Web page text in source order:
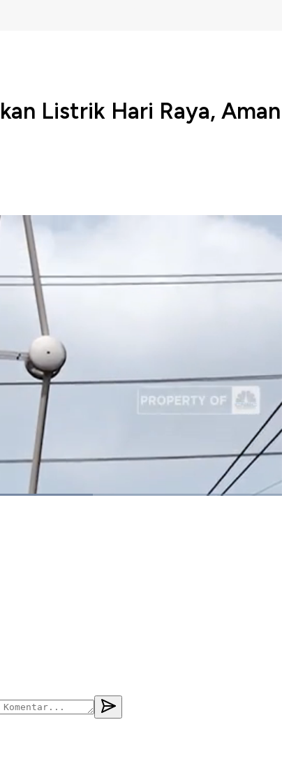
Listrik Hari Raya, Aman
Darmawan Prasodjo pantau apel siaga Idul Fitri
raya Idul Fitri 1443 Hijriah.
Dalam telekonferensi dengan
kapasitas pembangkit terpasang di Indonesia
diperkirakan mencapai 34,27 Gigawatt pada
PLN memastikan pasokan energi primer
dalam kondisi aman dengan hari operasional di atas 15
(21/04/2022)